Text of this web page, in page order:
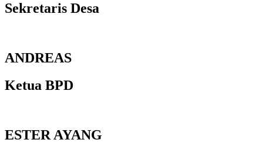
Sekretaris Desa
ANDREAS
Ketua BPD
ESTER AYANG